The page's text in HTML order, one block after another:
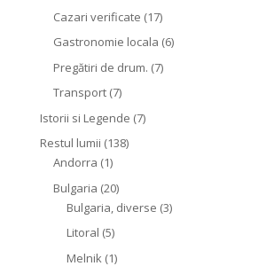
Cazari verificate (17)
Gastronomie locala (6)
Pregătiri de drum. (7)
Transport(7)
Istorii si Legende (7)
Restul lumii (138)
Andorra (1)
Bulgaria (20)
Bulgaria, diverse (3)
Litoral (5)
Melnik (1)